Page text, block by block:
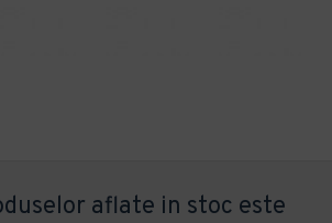
aflate in stoc este